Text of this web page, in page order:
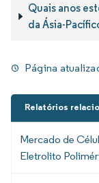
Quais anos
da Ásia-
Página
Relatórios
Mercado de
Eletrolito